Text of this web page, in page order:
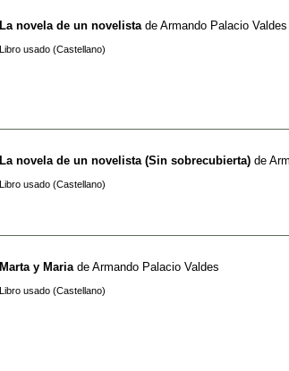
La novela de un novelista de Armando Palacio Valdes
Libro usado (Castellano)
La novela de un novelista (Sin sobrecubierta) de
Libro usado (Castellano)
Marta y Maria de Armando Palacio Valdes
Libro usado (Castellano)